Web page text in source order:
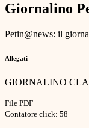
Giornalino
Petin@news: il
Allegati
GIORNALINO
File PDF
Contatore click: 58